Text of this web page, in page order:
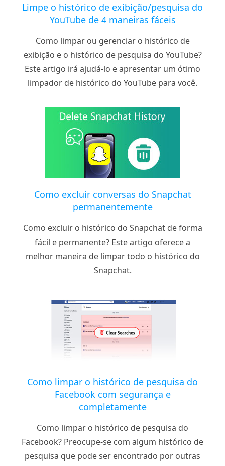
Limpe o histórico de exibição/pesquisa do
YouTube de 4 maneiras fáceis
Como limpar ou gerenciar o histórico de
exibição e o histórico de pesquisa do YouTube?
Este artigo irá ajudá-lo e apresentar um ótimo
limpador de histórico do YouTube para você.
Como excluir conversas do Snapchat
permanentemente
Como excluir o histórico do Snapchat de forma
fácil e permanente? Este artigo oferece a
melhor maneira de limpar todo o histórico do
Snapchat.
Como limpar o histórico de pesquisa do
Facebook com segurança e
completamente
Como limpar o histórico de pesquisa do
Facebook? Preocupe-se com algum histórico de
pesquisa que pode ser encontrado por outras